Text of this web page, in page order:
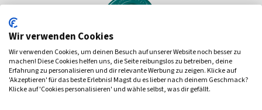
Wir verwenden Cookies
Wir verwenden Cookies, um deinen Besuch auf unserer Website noch besser zu
machen! Diese Cookies helfen uns, die Seite reibungslos zu betreiben, deine
Erfahrung zu personalisieren und dir relevante Werbung zu zeigen. Klicke auf
'Akzeptieren' für das beste Erlebnis! Magst du es lieber nach deinem Geschmack?
Klicke auf 'Cookies personalisieren' und wähle selbst, was dir gefällt.